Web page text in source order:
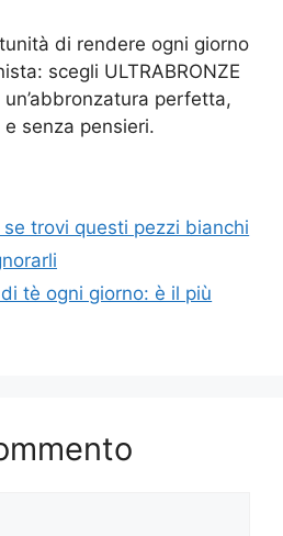
di rendere ogni giorno
scegli ULTRABRONZE
perfetta,
senza pensieri.
trovi questi pezzi bianchi
tè ogni giorno: è il più